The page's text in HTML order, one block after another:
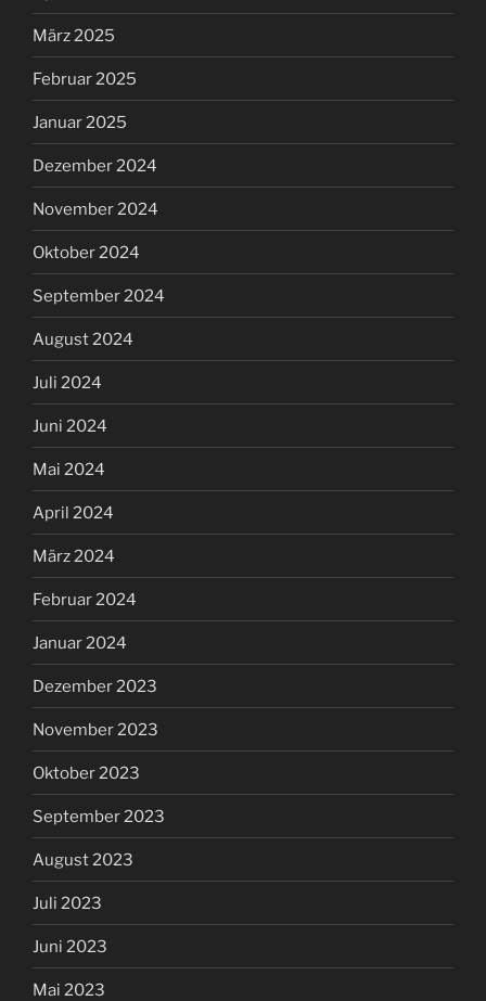
März 2025
Februar 2025
Januar 2025
Dezember 2024
November 2024
Oktober 2024
September 2024
August 2024
Juli 2024
Juni 2024
Mai 2024
April 2024
März 2024
Februar 2024
Januar 2024
Dezember 2023
November 2023
Oktober 2023
September 2023
August 2023
Juli 2023
Juni 2023
Mai 2023